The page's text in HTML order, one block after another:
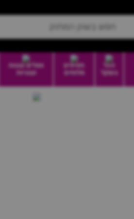
הכל
בשקל
חטיפים
מלוחים
וופלים עוגות
ועוגיות